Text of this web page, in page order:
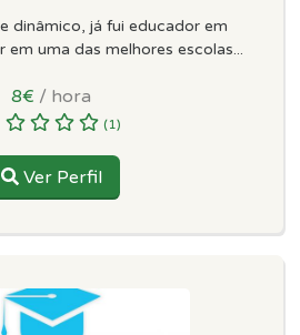
dinâmico, já fui educador em
em uma das melhores escolas...
8€ / hora
(1)
Ver Perfil